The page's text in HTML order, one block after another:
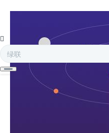
全部
蓝牙耳机
手机周边
智能充电
苹果周边